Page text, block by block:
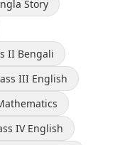
Story
II Bengali
III English
IV English